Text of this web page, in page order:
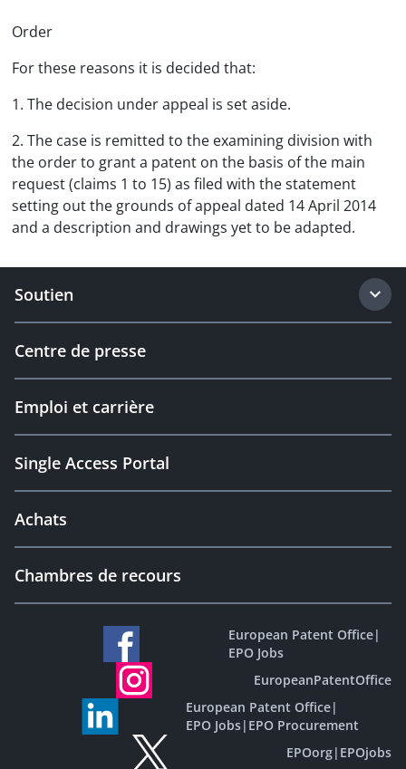
Order
For these reasons it is decided that:
1. The decision under appeal is set aside.
2. The case is remitted to the examining division with
the order to grant a patent on the basis of the main
request (claims 1 to 15) as filed with the statement
setting out the grounds of appeal dated 14 April 2014
and a description and drawings yet to be adapted.
Soutien
Centre de presse
Emploi et carrière
Single Access Portal
Achats
Chambres de recours
European Patent Office|
EPO Jobs
EuropeanPatentOffice
European Patent Office|
EPO Jobs| EPO Procurement
EPOorg| EPOjobs